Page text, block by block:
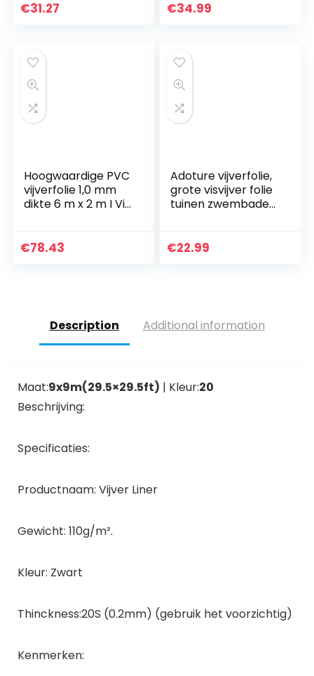
Rubberen
Beken Fonteinen
Vochtbestendig
Membraan,
9m/10m/12m
€31.27
beestje vijverfolie
€34.99
Hoogwaardige PVC
vijverfolie 1,0 mm
dikte 6 m x 2 m I Vis
weerbestendig I
€78.43
Adoture vijverfolie,
grote visvijver folie
tuinen zwembaden
landschap 3M * 2M
€22.99
Description Additional information
Maat:9x9m(29.5×29.5ft) | Kleur:20
Beschrijving:
Specificaties:
Productnaam: Vijver Liner
Gewicht: 110g/m².
Kleur: Zwart
Thinckness:20S (0.2mm) (gebruik het voorzichtig)
Kenmerken: